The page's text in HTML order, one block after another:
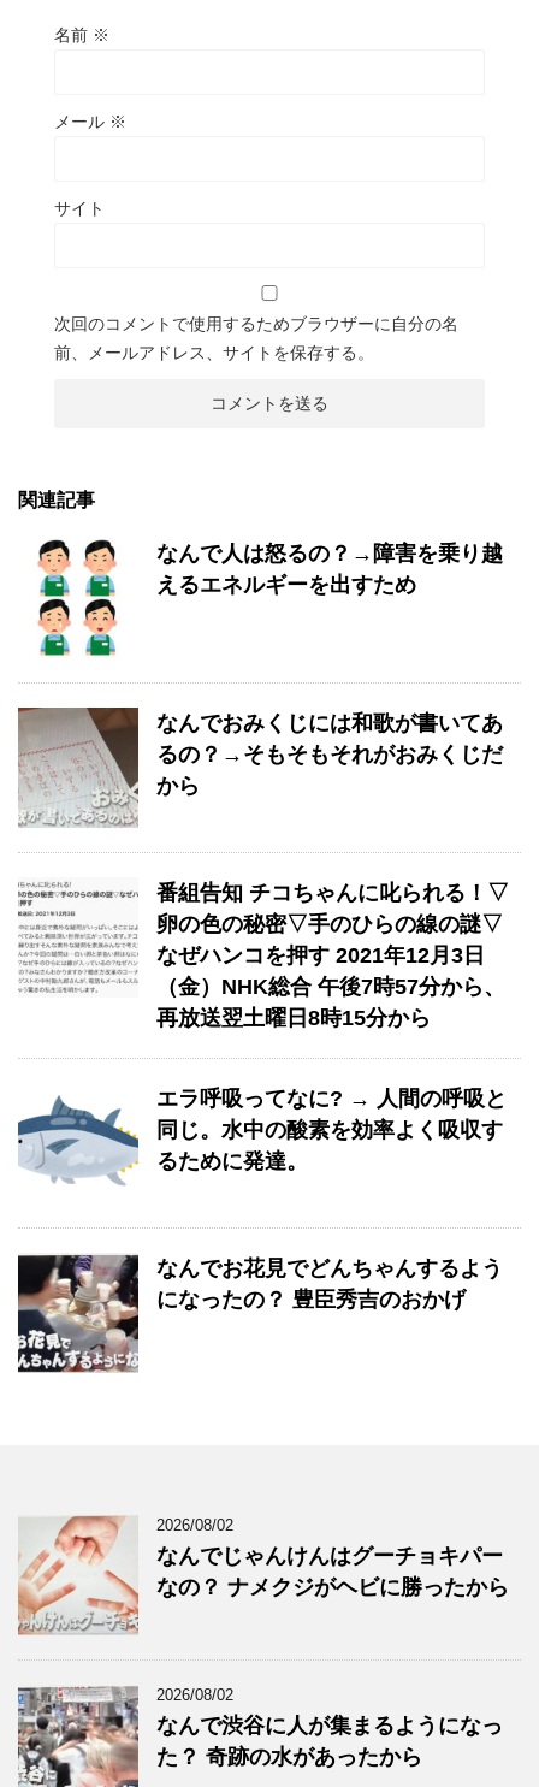
名前 ※
メール ※
サイト
次回のコメントで使用するためブラウザーに自分の名
前、メールアドレス、サイトを保存する。
関連記事
なんで人は怒るの？→障害を乗り越
えるエネルギーを出すため
なんでおみくじには和歌が書いてあ
るの？→そもそもそれがおみくじだ
から
番組告知 チコちゃんに叱られる！▽
卵の色の秘密▽手のひらの線の謎▽
なぜハンコを押す 2021年12月3日
（金）NHK総合 午後7時57分から、
再放送翌土曜日8時15分から
エラ呼吸ってなに? → 人間の呼吸と
同じ。水中の酸素を効率よく吸収す
るために発達。
なんでお花見でどんちゃんするよう
になったの？ 豊臣秀吉のおかげ
2026/08/02
なんでじゃんけんはグーチョキパー
なの？ ナメクジがヘビに勝ったから
2026/08/02
なんで渋谷に人が集まるようになっ
た？ 奇跡の水があったから